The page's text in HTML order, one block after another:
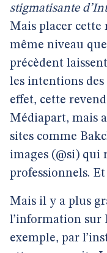
stigmatisante
Mais placer cette
même niveau
précèdent
les intentions des
effet, cette
Médiapart, mais
sites comme
images (@si) qui
professionnels.
Mais il y a plus
l’information sur
exemple, par